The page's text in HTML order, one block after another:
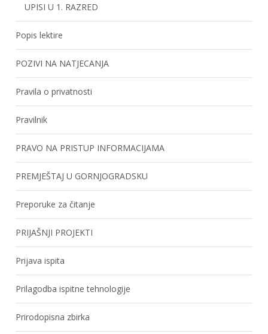
UPISI U 1. RAZRED
Popis lektire
POZIVI NA NATJECANJA
Pravila o privatnosti
Pravilnik
PRAVO NA PRISTUP INFORMACIJAMA
PREMJEŠTAJ U GORNJOGRADSKU
Preporuke za čitanje
PRIJAŠNJI PROJEKTI
Prijava ispita
Prilagodba ispitne tehnologije
Prirodopisna zbirka